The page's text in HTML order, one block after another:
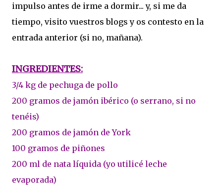
impulso antes de irme a dormir... y, si me da
tiempo, visito vuestros blogs y os contesto en la
entrada anterior (si no, mañana).
INGREDIENTES:
3/4 kg de pechuga de pollo
200 gramos de jamón ibérico (o serrano, si no
tenéis)
200 gramos de jamón de York
100 gramos de piñones
200 ml de nata líquida (yo utilicé leche
evaporada)